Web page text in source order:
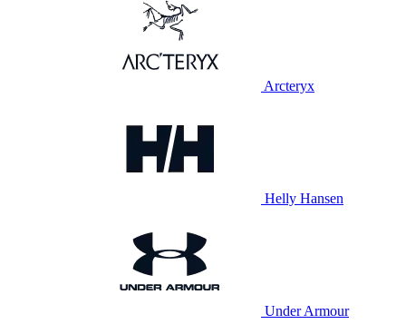
Arcteryx
Helly Hansen
Under Armour